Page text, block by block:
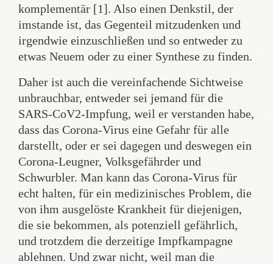
komplementär [1]. Also einen Denkstil, der
imstande ist, das Gegenteil mitzudenken und
irgendwie einzuschließen und so entweder zu
etwas Neuem oder zu einer Synthese zu finden.
Daher ist auch die vereinfachende Sichtweise
unbrauchbar, entweder sei jemand für die
SARS-CoV2-Impfung, weil er verstanden habe,
dass das Corona-Virus eine Gefahr für alle
darstellt, oder er sei dagegen und deswegen ein
Corona-Leugner, Volksgefährder und
Schwurbler. Man kann das Corona-Virus für
echt halten, für ein medizinisches Problem, die
von ihm ausgelöste Krankheit für diejenigen,
die sie bekommen, als potenziell gefährlich,
und trotzdem die derzeitige Impfkampagne
ablehnen. Und zwar nicht, weil man die